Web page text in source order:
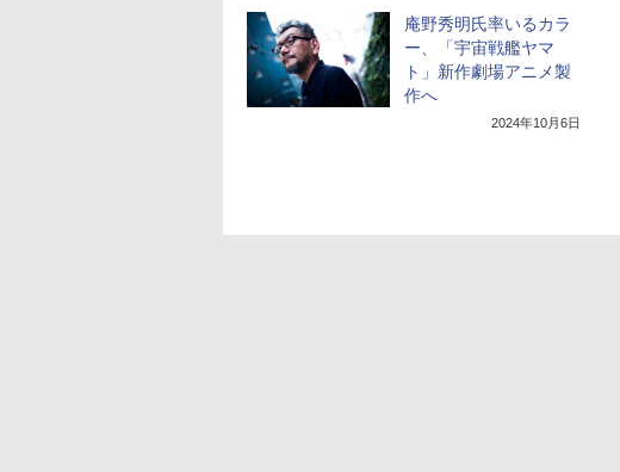
庵野秀明氏率いるカラ
ー、「宇宙戦艦ヤマ
ト」新作劇場アニメ製
作へ
2024年10月6日